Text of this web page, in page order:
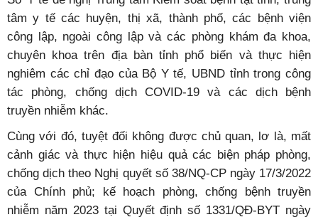
tâm y tế các huyện, thị xã, thành phố, các bệnh viện
công lập, ngoài công lập và các phòng khám đa khoa,
chuyên khoa trên địa bàn tỉnh phổ biến và thực hiện
nghiêm các chỉ đạo của Bộ Y tế, UBND tỉnh trong công
tác phòng, chống dịch COVID-19 và các dịch bệnh
truyền nhiễm khác.
Cùng với đó, tuyệt đối không được chủ quan, lơ là, mất
cảnh giác và thực hiện hiệu quả các biện pháp phòng,
chống dịch theo Nghị quyết số 38/NQ-CP ngày 17/3/2022
của Chính phủ; kế hoạch phòng, chống bệnh truyền
nhiễm năm 2023 tại Quyết định số 1331/QĐ-BYT ngày